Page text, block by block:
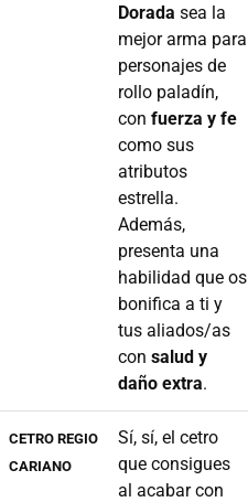
Dorada sea la
mejor arma para
personajes de
rollo paladín,
con fuerza y fe
como sus
atributos
estrella.
Además,
presenta una
habilidad que os
bonifica a ti y
tus aliados/as
con salud y
daño extra.
CETRO REGIO
CARIANO
Sí, sí, el cetro
que consigues
al acabar con